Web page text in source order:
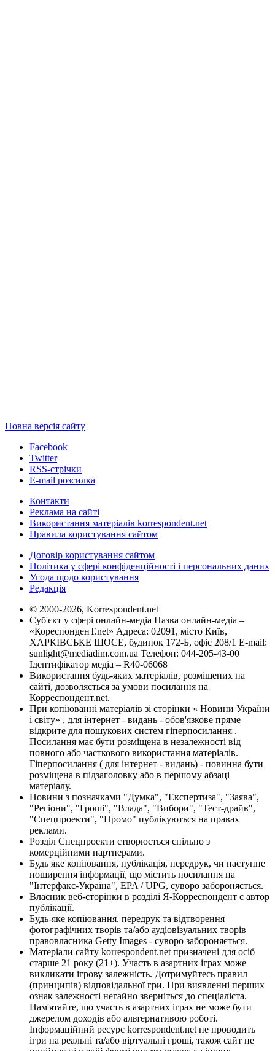
Повна версія сайту
Facebook
Twitter
RSS-стрічки
E-mail розсилка
Контакти
Реклама на сайті
Використання матеріалів korrespondent.net
Правила користування сайтом
Договір користування сайтом
Політика у сфері конфіденційності і персональних даних
Угода щодо користування
Редакція
© 2000-2026, Korrespondent.net
Суб'єкт у сфері онлайн-медіа Назва онлайн-медіа –
«КореспонденТ.net» Адреса: 02091, місто Київ,
ХАРКІВСЬКЕ ШОСЕ, будинок 172-Б, офіс 208/1 E-mail:
sunlight@mediadim.com.ua Телефон: 044-205-43-00
Ідентифікатор медіа – R40-06068
Використання будь-яких матеріалів, розміщених на
сайті, дозволяється за умови посилання на
Корреспондент.net.
При копіюванні матеріалів зі сторінки « Новини України
і світу» , для інтернет - видань - обов'язкове пряме
відкрите для пошукових систем гіперпосилання .
Посилання має бути розміщена в незалежності від
повного або часткового використання матеріалів.
Гіперпосилання ( для інтернет - видань) - повинна бути
розміщена в підзаголовку або в першому абзаці
матеріалу.
Новини з позначками "Думка", "Експертиза", "Заява",
"Регіони", "Гроші", "Влада", "Вибори", "Тест-драйв",
"Спецпроекти", "Промо" публікуються на правах
реклами.
Розділ Спецпроекти створюється спільно з
комерційними партнерами.
Будь яке копіювання, публікація, передрук, чи наступне
поширення інформації, що містить посилання на
"Інтерфакс-Україна", EPA / UPG, суворо забороняється.
Власник веб-сторінки в розділі Я-Корреспондент є автор
публікації.
Будь-яке копіювання, передрук та відтворення
фотографічних творів та/або аудіовізуальних творів
правовласника Getty Images - суворо забороняється.
Матеріали сайту korrespondent.net призначені для осіб
старше 21 року (21+). Участь в азартних іграх може
викликати ігрову залежність. Дотримуйтесь правил
(принципів) відповідальної гри. При виявленні перших
ознак залежності негайно зверніться до спеціаліста.
Пам'ятайте, що участь в азартних іграх не може бути
джерелом доходів або альтернативою роботі.
Інформаційний ресурс korrespondent.net не проводить
ігри на реальні та/або віртуальні гроші, також сайт не